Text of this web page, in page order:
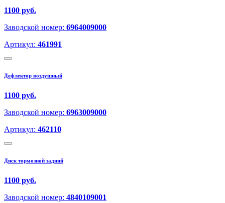
1100 руб.
Заводской номер: 6964009000
Артикул: 461991
Дефлектор воздушный
1100 руб.
Заводской номер: 6963009000
Артикул: 462110
Диск тормозной задний
1100 руб.
Заводской номер: 4840109001